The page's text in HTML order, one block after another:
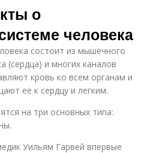
о
человека
состоит из мышечного
(сердца) и многих каналов
кровь ко всем органам и
ее к сердцу и легким.
на три основных типа:
Уильям Гарвей впервые